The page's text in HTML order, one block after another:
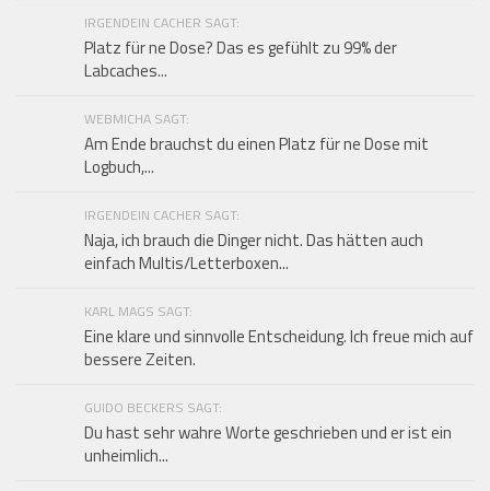
IRGENDEIN CACHER SAGT:
Platz für ne Dose? Das es gefühlt zu 99% der
Labcaches...
WEBMICHA SAGT:
Am Ende brauchst du einen Platz für ne Dose mit
Logbuch,...
IRGENDEIN CACHER SAGT:
Naja, ich brauch die Dinger nicht. Das hätten auch
einfach Multis/Letterboxen...
KARL MAGS SAGT:
Eine klare und sinnvolle Entscheidung. Ich freue mich auf
bessere Zeiten.
GUIDO BECKERS SAGT:
Du hast sehr wahre Worte geschrieben und er ist ein
unheimlich...